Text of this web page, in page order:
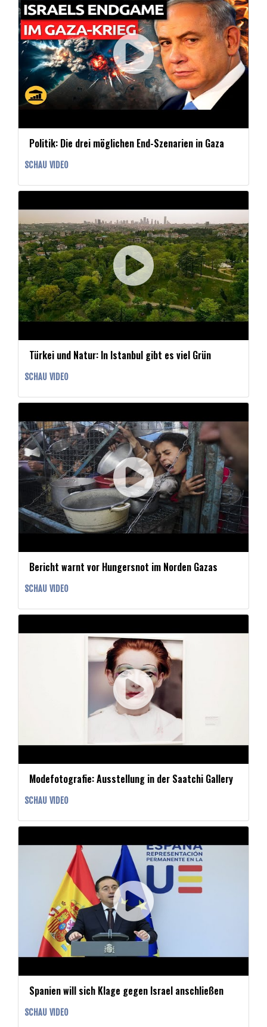
Politik: Die drei möglichen End-Szenarien in Gaza
SCHAU VIDEO
Türkei und Natur: In Istanbul gibt es viel Grün
SCHAU VIDEO
Bericht warnt vor Hungersnot im Norden Gazas
SCHAU VIDEO
Modefotografie: Ausstellung in der Saatchi Gallery
SCHAU VIDEO
Spanien will sich Klage gegen Israel anschließen
SCHAU VIDEO